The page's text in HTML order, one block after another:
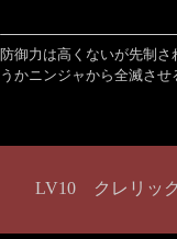
防御力は高くないが先制
うかニンジャから全滅させ
LV10 クレリック